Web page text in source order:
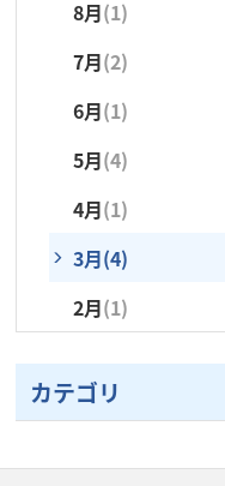
(3)
(2)
3月(3)
2月(1)
1月(1)
5月(4)
4月(1)
2月(1)
4月(7)
3月(2)
7月(4)
5月(4)
3月(5)
7月(4)
6月(1)
5月(5)
4月(2)
3月(2)
2月(1)
8月(1)
7月(2)
6月(1)
5月(4)
4月(1)
3月(4)
2月(1)
カテゴリ